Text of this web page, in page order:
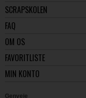
SCRAPSKOLEN
FAQ
OM OS
FAVORITLISTE
MIN KONTO
Genveje